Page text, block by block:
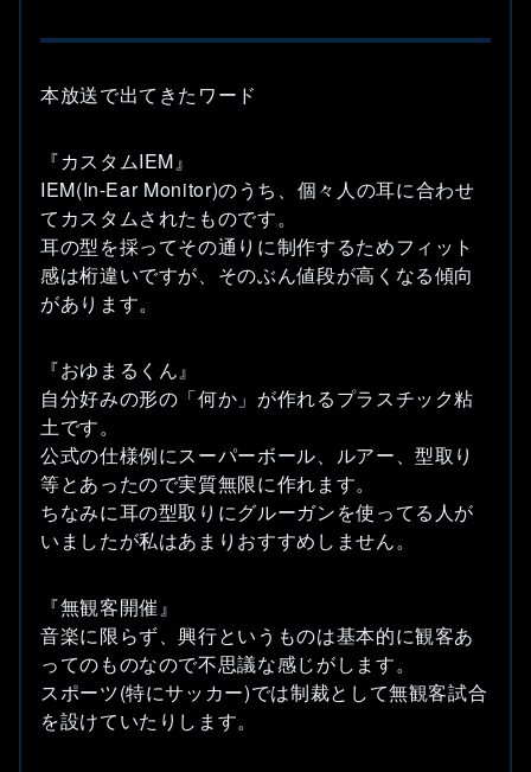
本放送で出てきたワード
『カスタムIEM』
IEM(In-Ear Monitor)のうち、個々人の耳に合わせ
てカスタムされたものです。
耳の型を採ってその通りに制作するためフィット
感は桁違いですが、そのぶん値段が高くなる傾向
があります。
『おゆまるくん』
自分好みの形の「何か」が作れるプラスチック粘
土です。
公式の仕様例にスーパーボール、ルアー、型取り
等とあったので実質無限に作れます。
ちなみに耳の型取りにグルーガンを使ってる人が
いましたが私はあまりおすすめしません。
『無観客開催』
音楽に限らず、興行というものは基本的に観客あ
ってのものなので不思議な感じがします。
スポーツ(特にサッカー)では制裁として無観客試合
を設けていたりします。